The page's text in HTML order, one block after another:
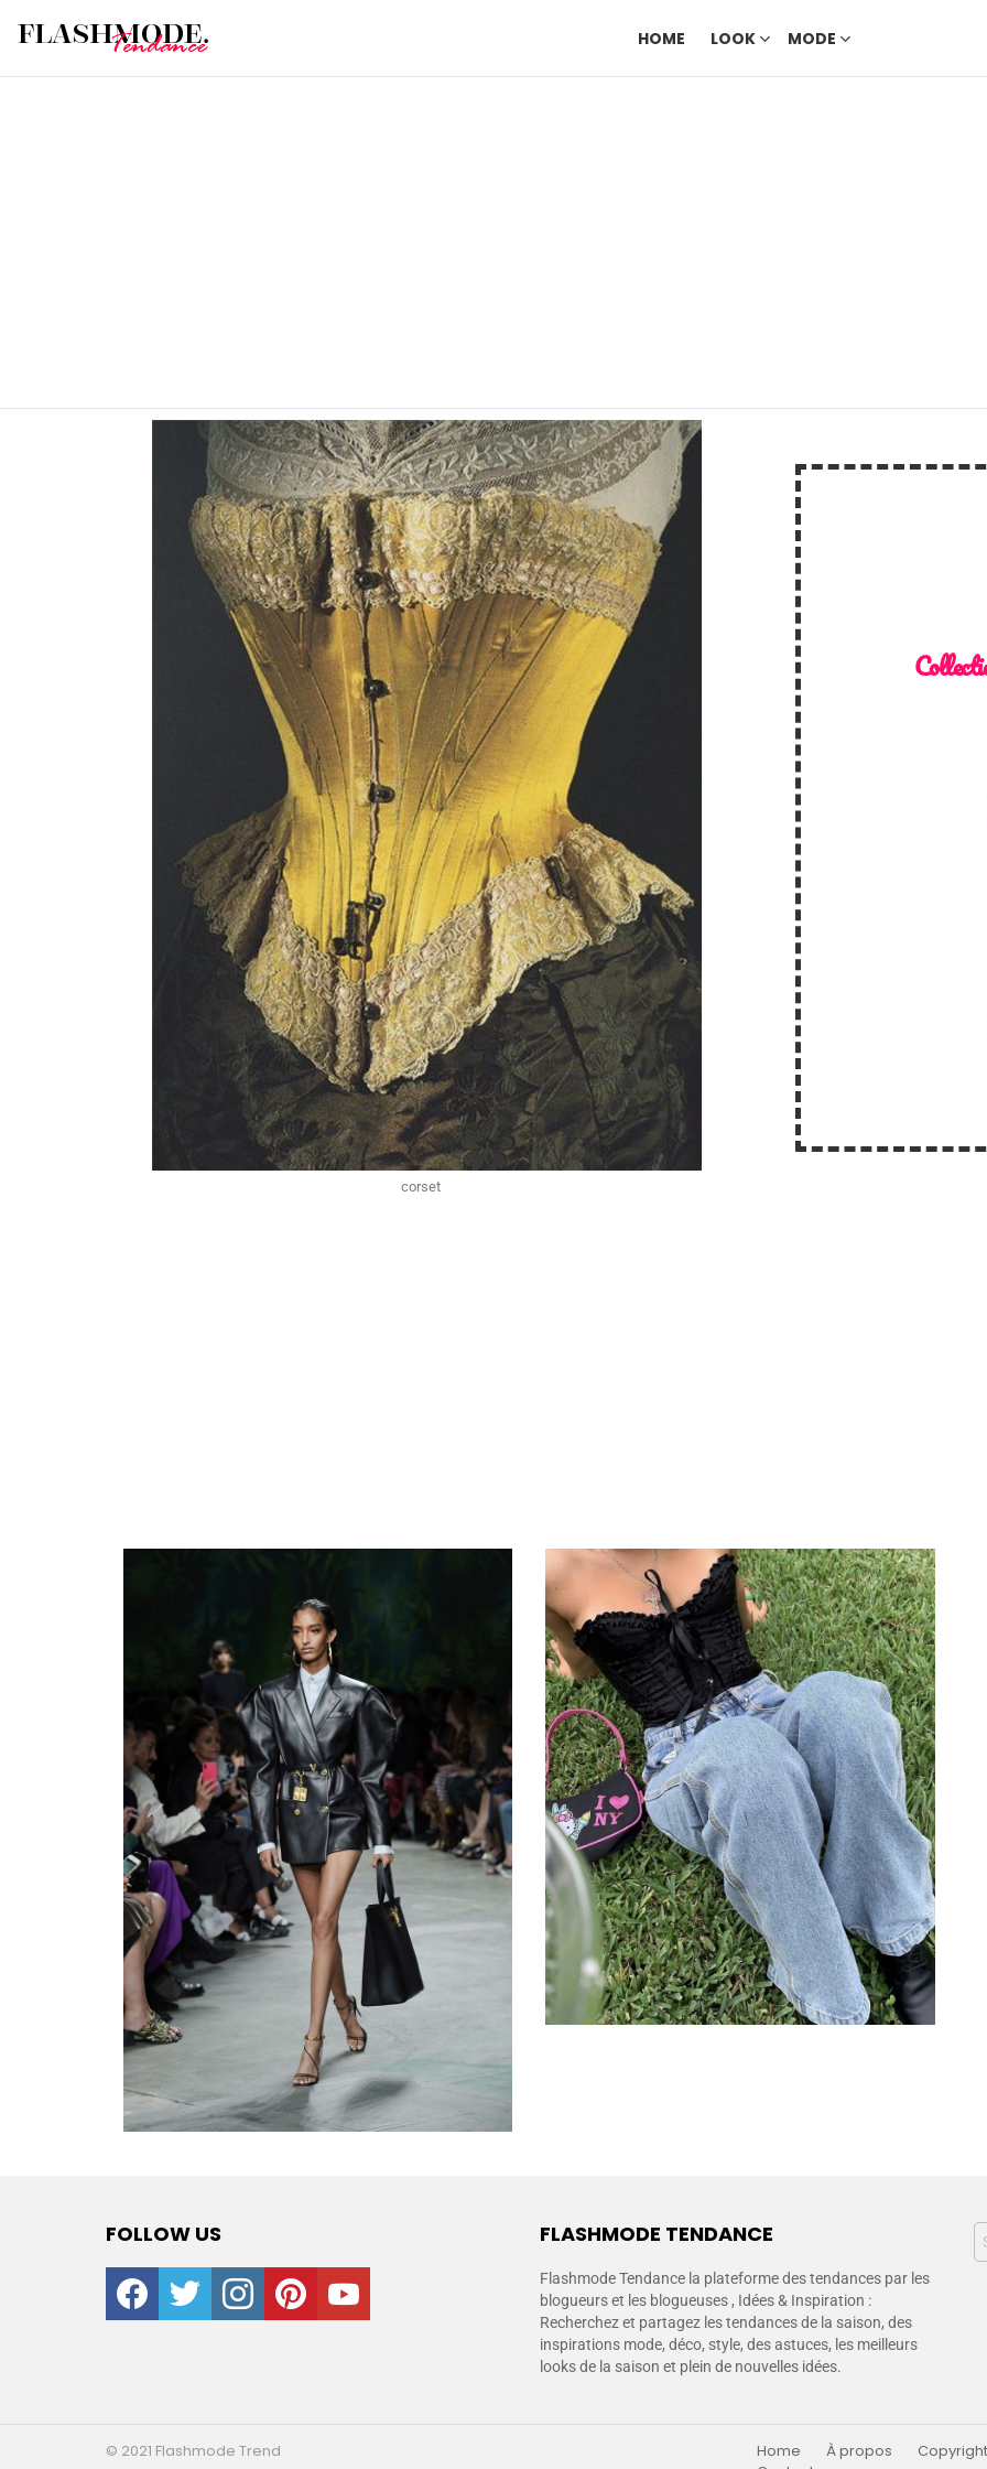
HOME LOOK MODE
corset
FOLLOW US
facebooktwitter instagrampinterestyoutube
FLASHMODE TENDANCE
Flashmode Tendance la plateforme des tendances par les
blogueurs et les blogueuses , Idées & Inspiration :
Recherchez et partagez les tendances de la saison, des
inspirations mode, déco, style, des astuces, les meilleurs
looks de la saison et plein de nouvelles idées.
© 2021 Flashmode Trend Home À propos